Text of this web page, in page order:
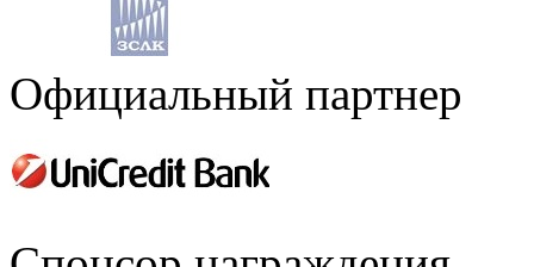
Официальный партнер